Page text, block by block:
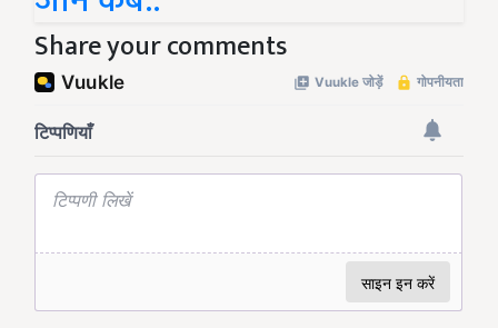
Share your comments